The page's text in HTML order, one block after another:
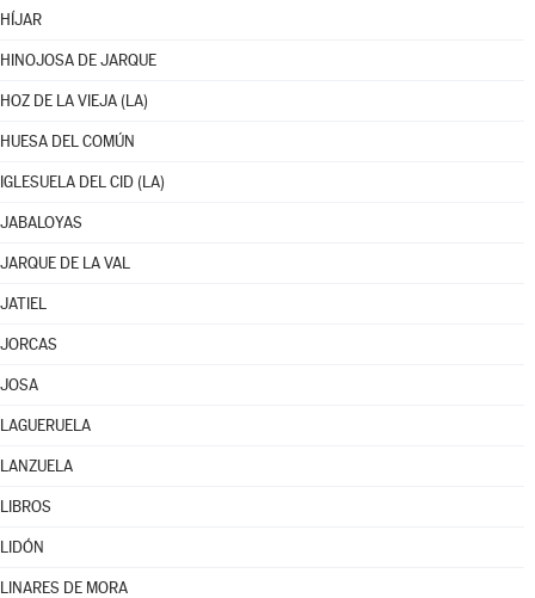
HÍJAR
HINOJOSA DE JARQUE
HOZ DE LA VIEJA (LA)
HUESA DEL COMÚN
IGLESUELA DEL CID (LA)
JABALOYAS
JARQUE DE LA VAL
JATIEL
JORCAS
JOSA
LAGUERUELA
LANZUELA
LIBROS
LIDÓN
LINARES DE MORA